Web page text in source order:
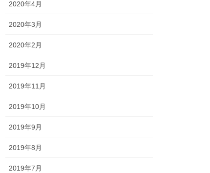
2020年4月
2020年3月
2020年2月
2019年12月
2019年11月
2019年10月
2019年9月
2019年8月
2019年7月